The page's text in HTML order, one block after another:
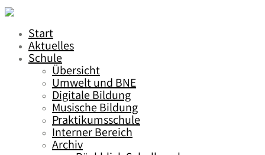
Start
Aktuelles
Schule
Übersicht
Umwelt und BNE
Digitale Bildung
Musische Bildung
Praktikumsschule
Interner Bereich
Archiv